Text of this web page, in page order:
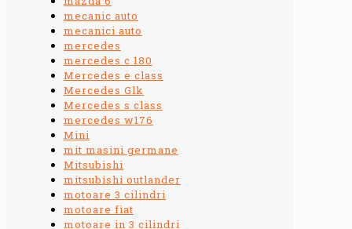
mecanic auto
mecanici auto
mercedes
mercedes c 180
Mercedes e class
Mercedes Glk
Mercedes s class
mercedes w176
Mini
mit masini germane
Mitsubishi
mitsubishi outlander
motoare 3 cilindri
motoare fiat
motoare in 3 cilindri